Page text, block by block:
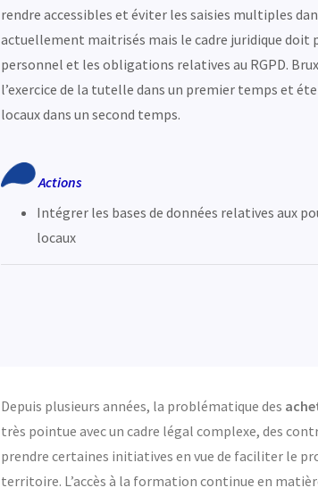
rendre accessibles et éviter les saisies multiples
actuellement maitrisés mais le cadre juridique doit
personnel et les obligations relatives au RGPD.
l’exercice de la tutelle dans un premier temps et
locaux dans un second temps.
Actions
Intégrer les bases de données relatives aux
locaux
Depuis plusieurs années, la problématique des
très pointue avec un cadre légal complexe, des
prendre certaines initiatives en vue de faciliter le
territoire. L’accès à la formation continue en